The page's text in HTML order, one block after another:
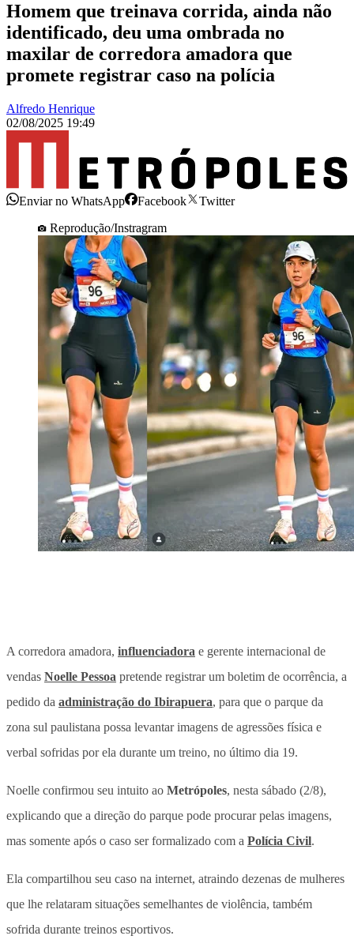
Homem que treinava corrida, ainda não
identificado, deu uma ombrada no
maxilar de corredora amadora que
promete registrar caso na polícia
Alfredo Henrique
02/08/2025 19:49
Enviar no WhatsApp Facebook
Twitter
Reprodução/Instragram
A corredora amadora, influenciadora e gerente internacional de
vendas Noelle Pessoa pretende registrar um boletim de ocorrência, a
pedido da administração do Ibirapuera, para que o parque da
zona sul paulistana possa levantar imagens de agressões física e
verbal sofridas por ela durante um treino, no último dia 19.
Noelle confirmou seu intuito ao Metrópoles, nesta sábado (2/8),
explicando que a direção do parque pode procurar pelas imagens,
mas somente após o caso ser formalizado com a Polícia Civil.
Ela compartilhou seu caso na internet, atraindo dezenas de mulheres
que lhe relataram situações semelhantes de violência, também
sofrida durante treinos esportivos.